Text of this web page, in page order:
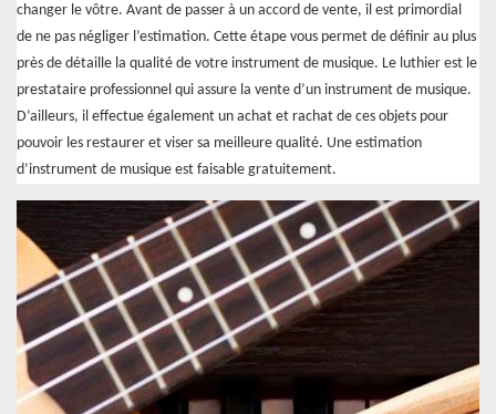
changer le vôtre. Avant de passer à un accord de vente, il est primordial
de ne pas négliger l’estimation. Cette étape vous permet de définir au plus
près de détaille la qualité de votre instrument de musique. Le luthier est le
prestataire professionnel qui assure la vente d’un instrument de musique.
D’ailleurs, il effectue également un achat et rachat de ces objets pour
pouvoir les restaurer et viser sa meilleure qualité. Une estimation
d’instrument de musique est faisable gratuitement.